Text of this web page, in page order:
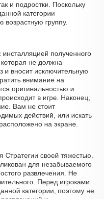
и подростки. Поскольку
категории
группу.
полученного
не должна
и вносит исключительную
внимание на
оригинальностью и
в игре. Наконец,
Вам не стоит
действий, или искать
на экране.
Стратегии своей тяжестью.
для незабываемого
развлечения. Не
Перед игроками
категории, поэтому не